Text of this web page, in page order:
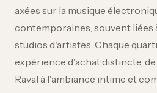
axées sur la musique
contemporaines, souvent liées
studios d'artistes. Chaque
expérience d'achat distincte,
Raval à l'ambiance intime et